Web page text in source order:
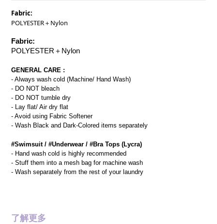
Fabric:
POLYESTER＋Nylon
Fabric:
POLYESTER＋Nylon
GENERAL CARE :
- Always wash cold (Machine/ Hand Wash)
- DO NOT bleach
- DO NOT tumble dry
- Lay flat/ Air dry flat
- Avoid using Fabric Softener
- Wash Black and Dark-Colored items separately
#Swimsuit / #Underwear / #Bra Tops (Lycra)
- Hand wash cold is highly recommended
- Stuff them into a mesh bag for machine wash
- Wash separately from the rest of your laundry
了解更多